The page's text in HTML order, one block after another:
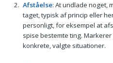
Afståelse: At undlade noget,
taget, typisk af princip eller
personligt, for eksempel at
spise bestemte ting.
konkrete, valgte situationer.